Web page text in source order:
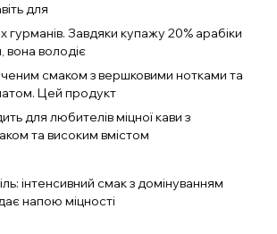
для
гурманів. Завдяки купажу 20% арабіки
вона володіє
смаком з вершковими нотками та
Цей продукт
для любителів міцної кави з
та високим вмістом
інтенсивний смак з домінуванням
напою міцності